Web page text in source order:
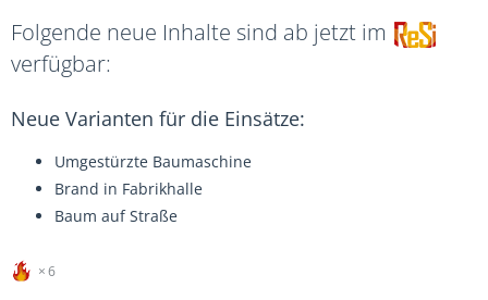
Folgende neue Inhalte sind ab jetzt im
verfügbar:
Neue Varianten für die Einsätze:
Umgestürzte Baumaschine
Brand in Fabrikhalle
Baum auf Straße
6